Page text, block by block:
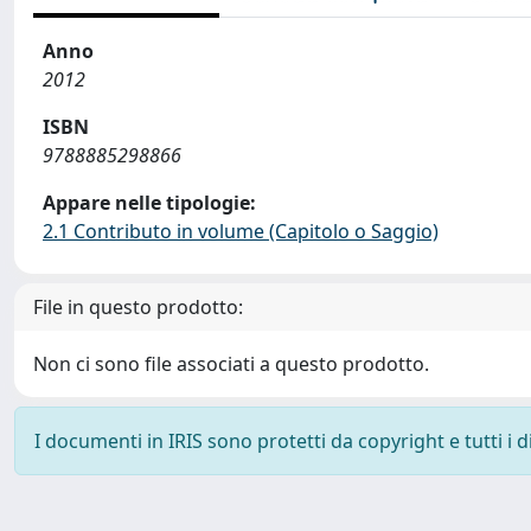
Anno
2012
ISBN
9788885298866
Appare nelle tipologie:
2.1 Contributo in volume (Capitolo o Saggio)
File in questo prodotto:
Non ci sono file associati a questo prodotto.
I documenti in IRIS sono protetti da copyright e tutti i